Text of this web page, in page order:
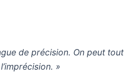
de précision. On peut tout
»